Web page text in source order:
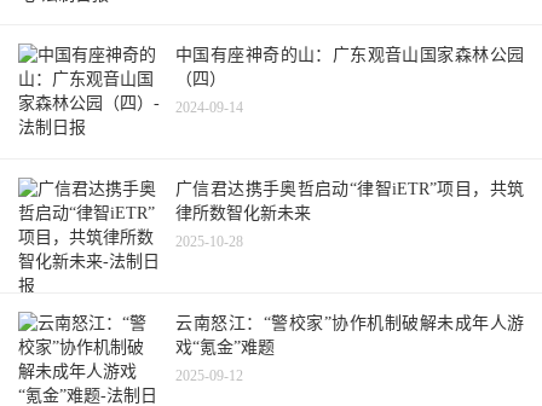
中国有座神奇的山：广东观音山国家森林公园
（四）
2024-09-14
广信君达携手奥哲启动“律智iETR”项目，共筑
律所数智化新未来
2025-10-28
云南怒江：“警校家”协作机制破解未成年人游
戏“氪金”难题
2025-09-12